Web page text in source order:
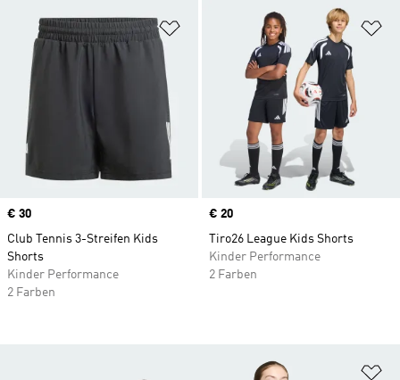
Zur Wunschliste hinzufügen
Price
€ 30
Club Tennis 3-Streifen Kids
Shorts
Kinder Performance
2 Farben
Price
€ 20
Tiro26 League Kids Shorts
Kinder Performance
2 Farben